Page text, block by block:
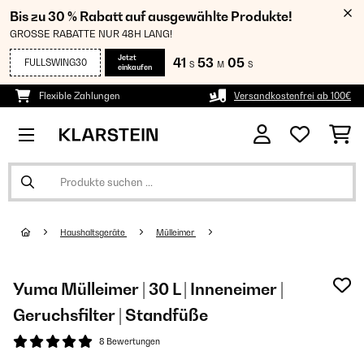
Bis zu 30 % Rabatt auf ausgewählte Produkte!
GROSSE RABATTE NUR 48H LANG!
FULLSWING30
Jetzt
einkaufen
41 S 53 M 05 S
Flexible Zahlungen Versandkostenfrei ab 100€
Haushaltsgeräte Mülleimer
Yuma Mülleimer | 30 L | Inneneimer |
Geruchsfilter | Standfüße
8 Bewertungen